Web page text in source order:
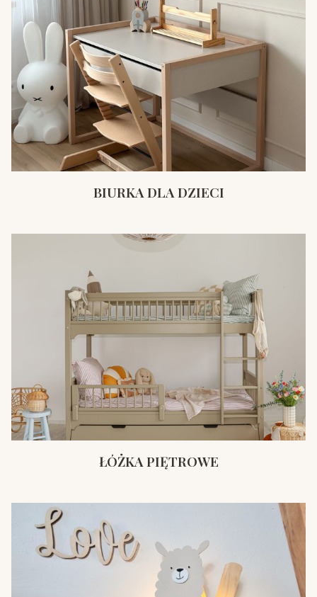
BIURKA DLA DZIECI
ŁÓŻKA PIĘTROWE